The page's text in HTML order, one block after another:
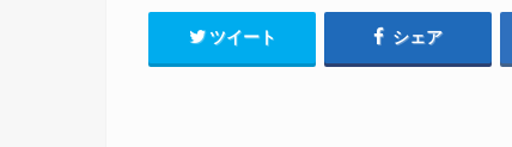
ツイート シェア